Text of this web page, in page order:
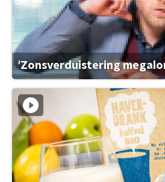
'Zonsverduistering